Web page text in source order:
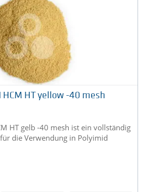
HCM HT yellow -40 mesh
HT gelb -40 mesh ist ein vollständig
die Verwendung in Polyimid